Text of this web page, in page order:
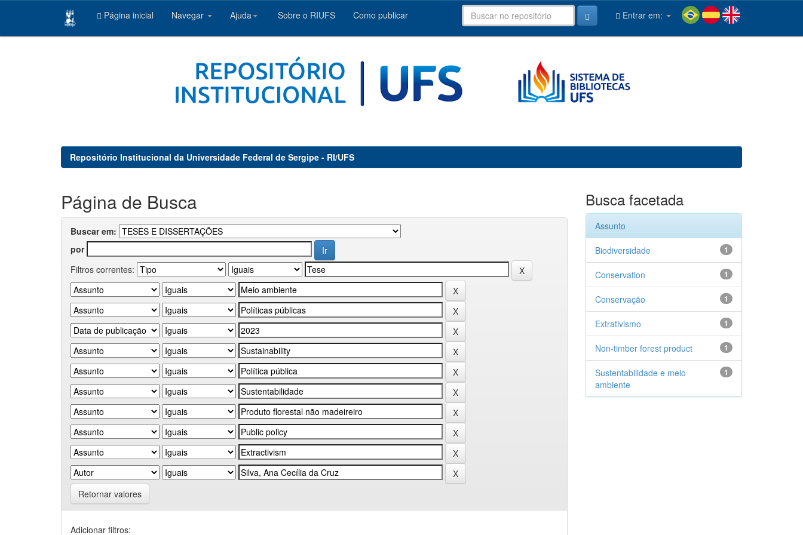
Página inicial Navegar Ajuda Sobre o RIUFS Como publicar Entrar em:
Repositório Institucional da Universidade Federal de Sergipe - RI/UFS
Página de Busca
Buscar em:
por
Filtros correntes:
Retornar valores
Adicionar filtros:
Busca facetada
Assunto
1
Biodiversidade
1
Conservation
1
Conservação
1
Extrativismo
1
Non-timber forest product
1
Sustentabilidade e meio
ambiente